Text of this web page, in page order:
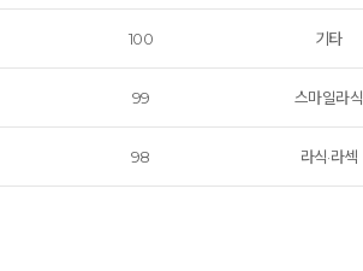
100 기타
99 스마일라식
98 라식·라섹